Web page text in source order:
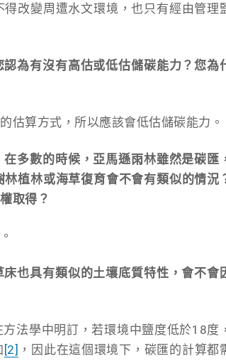
改變周遭水文環境，也只有經由管理
為有沒有高估或低估儲碳能力？您為
估算方式，所以應該會低估儲碳能力。
多數的時候，亞馬遜雨林雖然是碳匯
植林或海草復育會不會有類似的情況
取得？
也具有類似的土壤底質特性，會不會
法學中明訂，若環境中鹽度低於18度，
[2] ，因此在這個環境下，碳匯的計算都